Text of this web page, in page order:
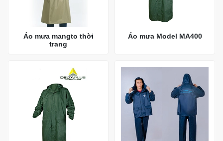
Áo mưa mangto thời
trang
Áo mưa Model MA400